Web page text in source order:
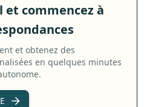
commencez à
et obtenez des
en quelques minutes